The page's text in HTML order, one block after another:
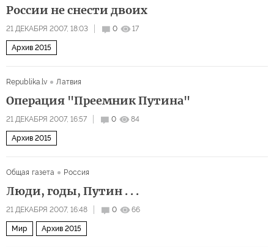
России не снести двоих
21 ДЕКАБРЯ 2007, 18:03 0 17
Архив 2015
Republika.lv Латвия
Операция "Преемник Путина"
21 ДЕКАБРЯ 2007, 16:57 0 84
Архив 2015
Общая газета Россия
Люди, годы, Путин . . .
21 ДЕКАБРЯ 2007, 16:48 0 66
Мир Архив 2015